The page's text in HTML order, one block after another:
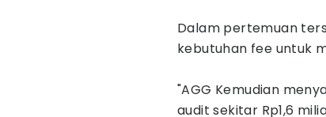
Dalam pertemuan
kebutuhan fee untuk
"AGG Kemudian
audit sekitar Rp1,6